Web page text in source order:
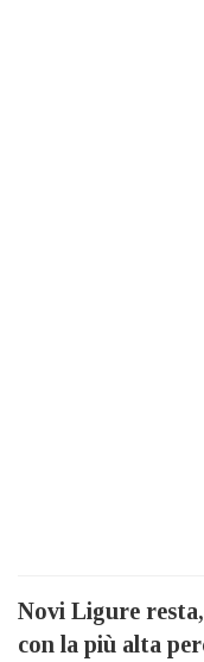
Novi Ligure
con la più alta